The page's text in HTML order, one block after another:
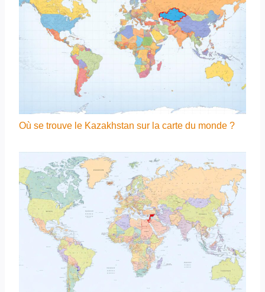
Où se trouve le Kazakhstan sur la carte du monde ?